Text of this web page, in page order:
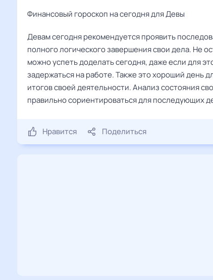
Финансовый гороскоп на сегодня для Девы
Девам сегодня рекомендуется проявить
полного логического завершения свои дела. Не
можно успеть доделать сегодня, даже если для
задержаться на работе. Также это хороший день
итогов своей деятельности. Анализ состояния
правильно сориентироваться для последующих
Нравится Поделиться